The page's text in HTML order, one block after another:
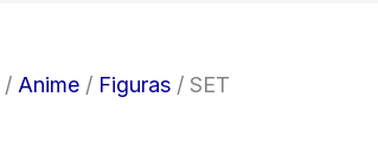
/ Anime / Figuras / SET